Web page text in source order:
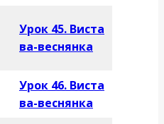
Урок 45. Виста
ва-веснянка
Урок 46. Виста
ва-веснянка